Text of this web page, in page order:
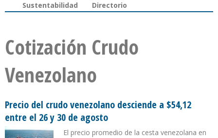
Sustentabilidad
Directorio
Cotización Crudo
Venezolano
Precio del crudo venezolano desciende a $54,12
entre el 26 y 30 de agosto
El precio promedio de la cesta venezolana en